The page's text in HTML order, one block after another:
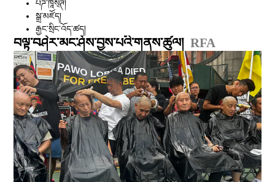
པོཌ་ཁཱས྄ཊ།
སྒྲ་མཛོད།
རྒྱང་སྲིང་འོད་ཚད།
བལྟ་བཤེར་མང་ཤོས་བྱས་པའི་གནས་ཚུལ། RFA